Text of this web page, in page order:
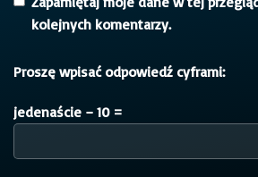
kolejnych komentarzy.
Proszę wpisać odpowiedź cyframi:
jedenaście − 10 =